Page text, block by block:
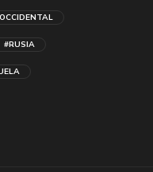
#RUSIA